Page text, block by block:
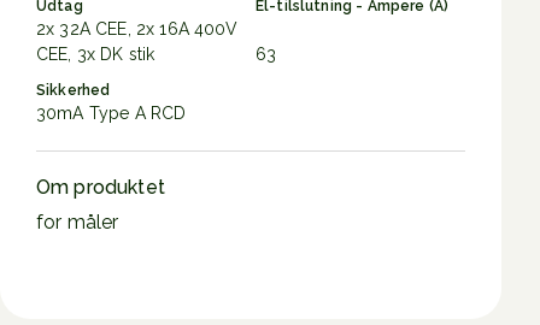
Udtag
2x 32A CEE, 2x 16A 400V
CEE, 3x DK stik
El-tilslutning - Ampere (A)
63
Sikkerhed
30mA Type A RCD
Om produktet
for måler